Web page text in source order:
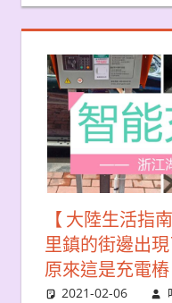
【 大陸生活指
里鎮的街邊出
原來這是充電樁
2021-02-06